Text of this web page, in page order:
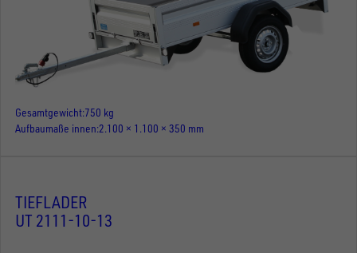
Gesamtgewicht 750 kg
Aufbaumaße innen 2.100 × 1.100 × 350 mm
TIEFLADER
UT 2111-10-13